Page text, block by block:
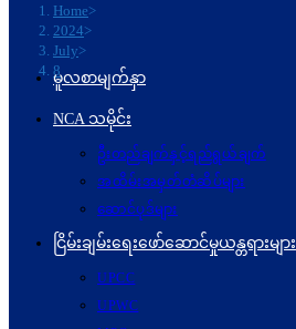
Home>
2024>
July>
8
မူလစာမျက်နှာ
NCA သမိုင်း
ဦးတည်ချက်နှင့်ရည်ရွယ်ချက်
အထိမ်းအမှတ်တံဆိပ်များ
ဆောင်ပုဒ်များ
ငြိမ်းချမ်းရေးဖော်‌ဆောင်မှုယန္တရားများ
UPCC
UPWC